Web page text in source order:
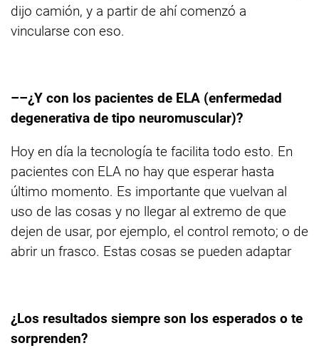
dijo camión, y a partir de ahí comenzó a
vincularse con eso.
––¿Y con los pacientes de ELA (enfermedad
degenerativa de tipo neuromuscular)?
Hoy en día la tecnología te facilita todo esto. En
pacientes con ELA no hay que esperar hasta
último momento. Es importante que vuelvan al
uso de las cosas y no llegar al extremo de que
dejen de usar, por ejemplo, el control remoto; o de
abrir un frasco. Estas cosas se pueden adaptar
¿Los resultados siempre son los esperados o te
sorprenden?